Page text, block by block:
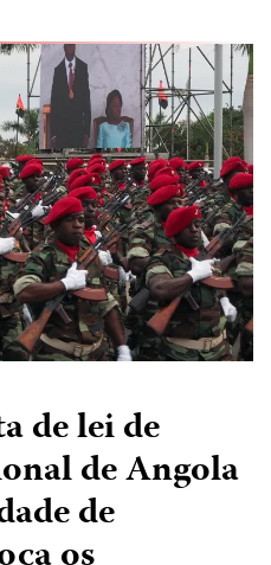
de lei de
de Angola
de